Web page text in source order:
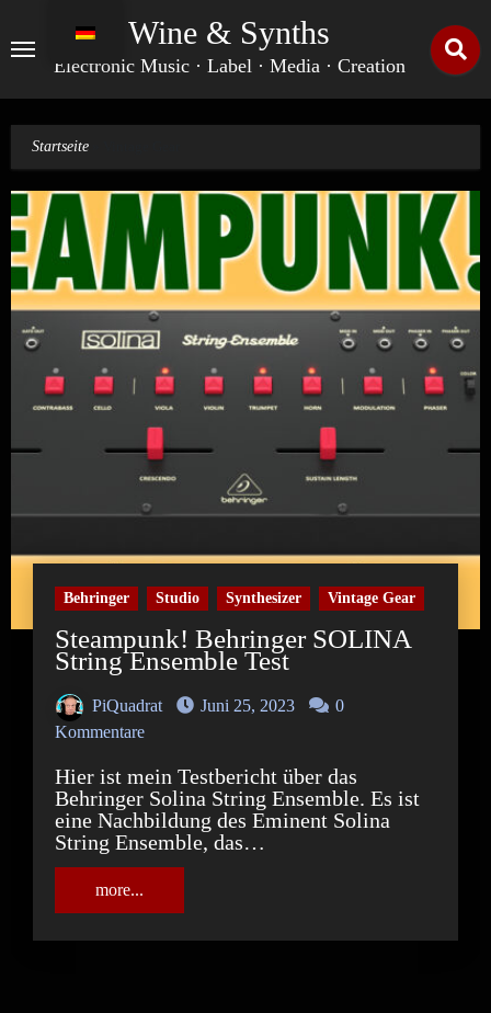
springen
Wine & Synths
Electronic Music · Label · Media · Creation
Startseite
Behringer Studio Synthesizer Vintage Gear
Steampunk! Behringer SOLINA
String Ensemble Test
PiQuadrat Juni 25, 2023
0
Kommentare
Hier ist mein Testbericht über das
Behringer Solina String Ensemble. Es ist
eine Nachbildung des Eminent Solina
String Ensemble, das…
more...